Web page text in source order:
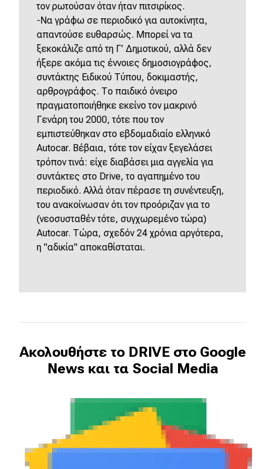
τον ρωτούσαν όταν ήταν πιτσιρίκος.
-Να γράφω σε περιοδικό για αυτοκίνητα,
απαντούσε ευθαρσώς. Μπορεί να τα
ξεκοκάλιζε από τη Γ' Δημοτικού, αλλά δεν
ήξερε ακόμα τις έννοιες δημοσιογράφος,
συντάκτης Ειδικού Τύπου, δοκιμαστής,
αρθρογράφος. Το παιδικό όνειρο
πραγματοποιήθηκε εκείνο τον μακρινό
Γενάρη του 2000, τότε που τον
εμπιστεύθηκαν στο εβδομαδιαίο ελληνικό
Autocar. Βέβαια, τότε τον είχαν ξεγελάσει
τρόπον τινά: είχε διαβάσει μια αγγελία για
συντάκτες στο Drive, το αγαπημένο του
περιοδικό. Αλλά όταν πέρασε τη συνέντευξη,
του ανακοίνωσαν ότι τον προόριζαν για το
(νεοσυσταθέν τότε, συγχωρεμένο τώρα)
Autocar. Τώρα, σχεδόν 24 χρόνια αργότερα,
η "αδικία" αποκαθίσταται.
Ακολουθήστε το DRIVE στο Google
News και τα Social Media